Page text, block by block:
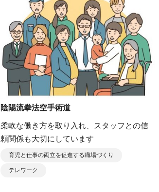
陰陽流拳法空手術道
柔軟な働き方を取り入れ、スタッフとの信
頼関係も大切にしています
育児と仕事の両立を促進する職場づくり
テレワーク